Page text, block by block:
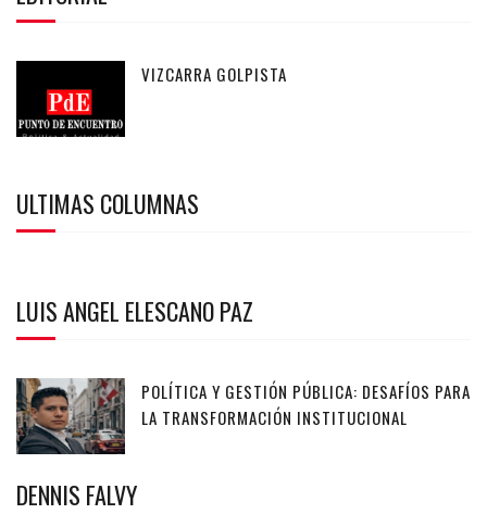
VIZCARRA GOLPISTA
ULTIMAS COLUMNAS
LUIS ANGEL ELESCANO PAZ
POLÍTICA Y GESTIÓN PÚBLICA: DESAFÍOS PARA
LA TRANSFORMACIÓN INSTITUCIONAL
DENNIS FALVY